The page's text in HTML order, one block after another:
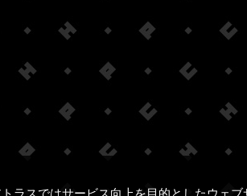
ラスではサービス向上を目的としたウェ